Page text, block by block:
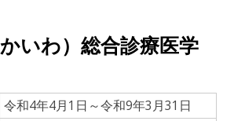
いわ）総合診療医学
令和4年4月1日～令和9年3月31日